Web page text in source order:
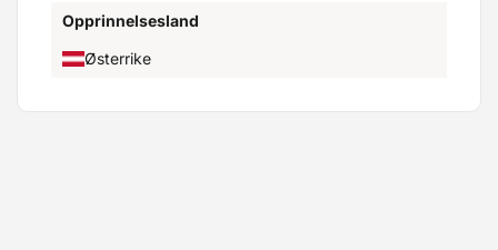
Opprinnelsesland
Østerrike